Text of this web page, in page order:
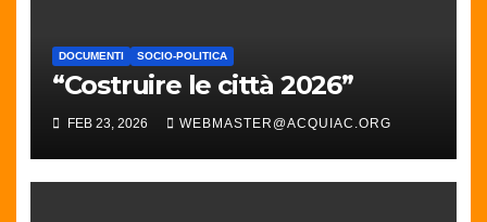
DOCUMENTI SOCIO-POLITICA
“Costruire le città 2026”
FEB 23, 2026 WEBMASTER@ACQUIAC.ORG